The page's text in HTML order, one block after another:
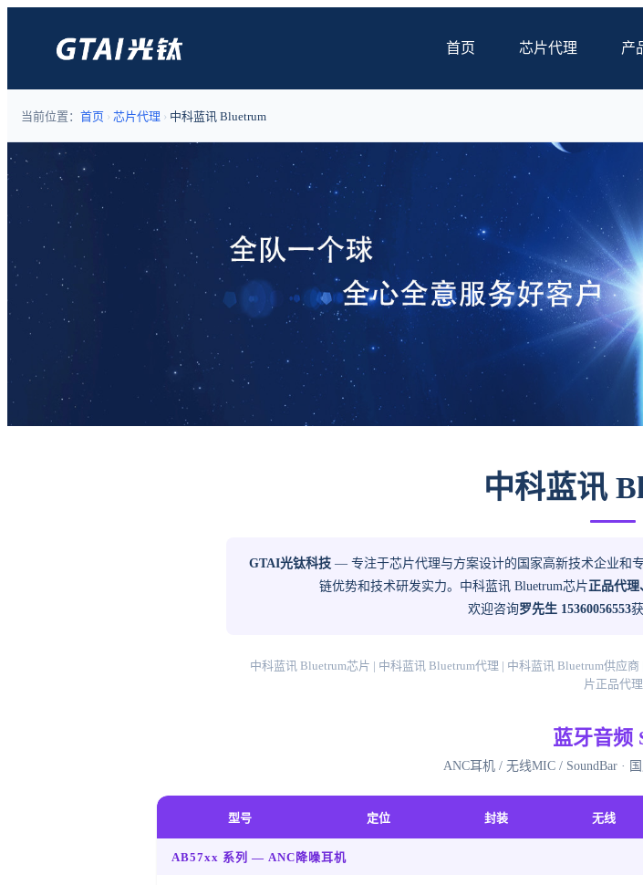
首页 芯片代理 产
当前位置： 首页 › 芯片代理 › 中科蓝讯 Bluetrum
中科蓝讯
GTAI光钛科技— 专注于芯片代理与方案设计的国家高新技术企业和
链优势和技术研发实力。中科蓝讯 Bluetrum芯片正品代理
欢迎咨询罗先生 15360056553
中科蓝讯 Bluetrum芯片 | 中科蓝讯 Bluetrum代理 | 中科蓝讯 Bluetrum供应
片正品代理
蓝牙音频
ANC耳机 / 无线MIC / SoundBar ·
型号 定位 封装 无线
AB57xx 系列 — ANC降噪耳机